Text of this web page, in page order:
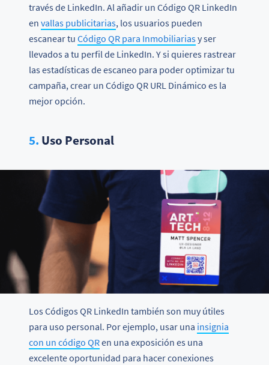
través de LinkedIn. Al añadir un Código QR LinkedIn
en vallas publicitarias, los usuarios pueden
escanear tu Código QR para Inmobiliariasy ser
llevados a tu perfil de LinkedIn. Y si quieres rastrear
las estadísticas de escaneo para poder optimizar tu
campaña, crear un Código QR URL Dinámico es la
mejor opción.
5. Uso Personal
Los Códigos QR LinkedIn también son muy útiles
para uso personal. Por ejemplo, usar una insignia
con un código QRen una exposición es una
excelente oportunidad para hacer conexiones